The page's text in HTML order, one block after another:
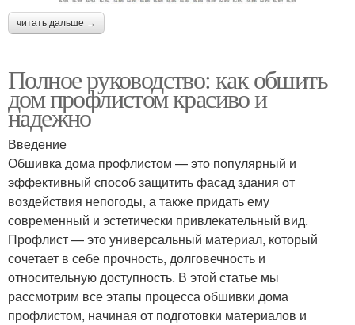
читать дальше →
Полное руководство: как обшить
дом профлистом красиво и
надежно
Введение
Обшивка дома профлистом — это популярный и
эффективный способ защитить фасад здания от
воздействия непогоды, а также придать ему
современный и эстетически привлекательный вид.
Профлист — это универсальный материал, который
сочетает в себе прочность, долговечность и
относительную доступность. В этой статье мы
рассмотрим все этапы процесса обшивки дома
профлистом, начиная от подготовки материалов и